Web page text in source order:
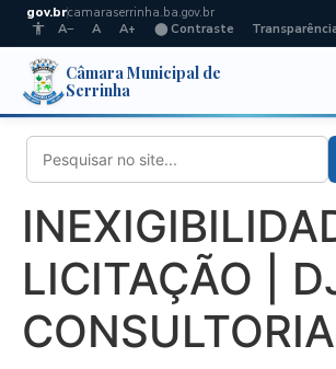
gov.brcamaraserrinha.ba.gov.br
A−
A A+ ⬤ Contraste
Câmara Municipal de
Serrinha
LICITAÇÃO |
CONSULTORIA